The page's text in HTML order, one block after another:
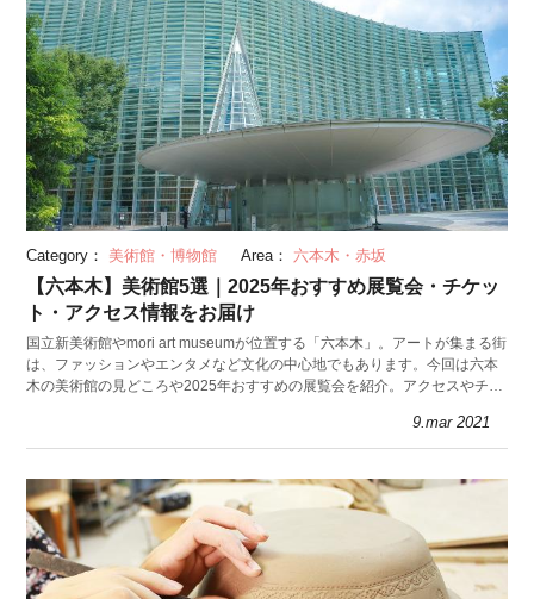
Category： 美術館・博物館 Area： 六本木・赤坂
【六本木】美術館5選｜2025年おすすめ展覧会・チケッ
ト・アクセス情報をお届け
国立新美術館やmori art museumが位置する「六本木」。アートが集まる街
は、ファッションやエンタメなど文化の中心地でもあります。今回は六本
木の美術館の見どころや2025年おすすめの展覧会を紹介。アクセスやチケ
9.mar 2021